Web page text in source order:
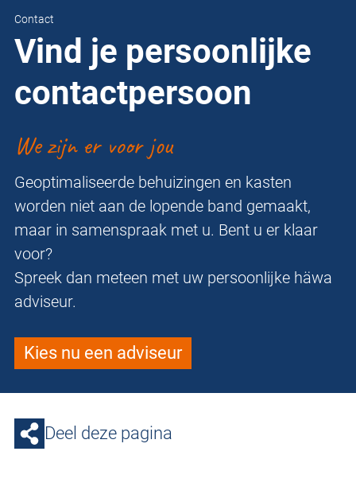
Contact
Vind je persoonlijke
contactpersoon
We zijn er voor jou
Geoptimaliseerde behuizingen en kasten
worden niet aan de lopende band gemaakt,
maar in samenspraak met u. Bent u er klaar
voor?
Spreek dan meteen met uw persoonlijke häwa
adviseur.
Kies nu een adviseur
Deel deze pagina